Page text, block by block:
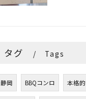
タグ Tags
静岡 BBQコンロ 本格的